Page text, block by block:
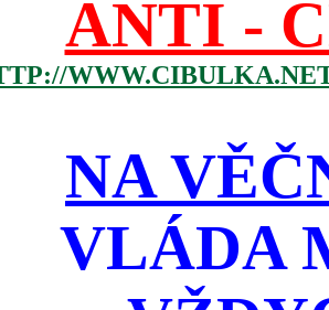
ANTI -
NA
VLÁDA